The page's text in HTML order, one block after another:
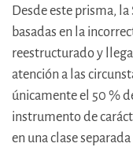
Desde este prisma,
basadas en la
reestructurado y
atención a las
únicamente el 50 %
instrumento de
en una clase